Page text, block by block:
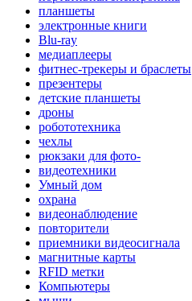
планшеты
электронные книги
Blu-ray
медиаплееры
фитнес-трекеры и браслеты
презентеры
детские планшеты
дроны
робототехника
чехлы
рюкзаки для фото-
видеотехники
Умный дом
охрана
видеонаблюдение
повторители
приемники видеосигнала
магнитные карты
RFID метки
Компьютеры